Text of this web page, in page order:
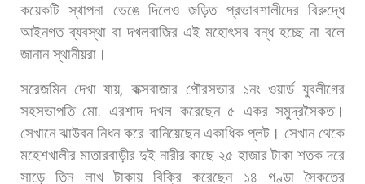
কয়েকটি স্থাপনা ভেঙে দিলেও জড়িত প্রভাবশালীদের বিরুদ্ধে
আইনগত ব্যবস্থা বা দখলবাজির এই মহোৎসব বন্ধ হচ্ছে না বলে
জানান স্থানীয়রা।
সরেজমিন দেখা যায়,কক্সবাজার পৌরসভার ১নং ওয়ার্ড যুবলীগের
সহসভাপতি মো. এরশাদ দখল করেছেন ৫ একর সমুদ্রসৈকত।
সেখানে ঝাউবন নিধন করে বানিয়েছেন একাধিক প্লট। সেখান থেকে
মহেশখালীর মাতারবাড়ীর দুই নারীর কাছে ২৫ হাজার টাকা শতক দরে
সাড়ে
তিন লাখ টাকায় বিক্রি করেছেন ১৪ গণ্ডা
সৈকতের